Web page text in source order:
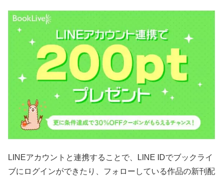
LINEアカウントと連携することで、LINE IDでブックライ
ブにログインができたり、フォローしている作品の新刊配